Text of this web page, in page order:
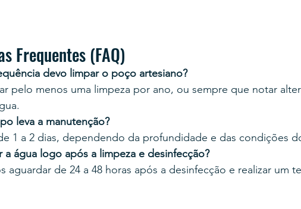
Frequentes (FAQ)
devo limpar o poço artesiano?
pelo menos uma limpeza por ano, ou sempre que notar
leva a manutenção?
1 a 2 dias, dependendo da profundidade e das condições
a água logo após a limpeza e desinfecção?
aguardar de 24 a 48 horas após a desinfecção e realizar um